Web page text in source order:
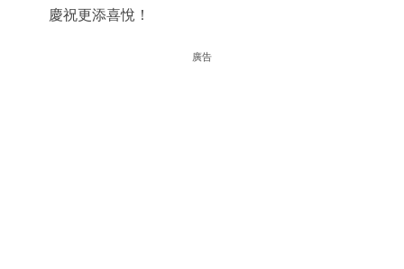
慶祝更添喜悅！
廣告